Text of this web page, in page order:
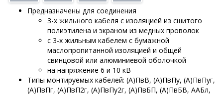
Предназначены для соединения
3-х жильного кабеля с изоляцией из сшитого
полиэтилена и экраном из медных проволок
с 3-х жильным кабелем с бумажной
маслопропитанной изоляцией и общей
свинцовой или алюминиевой оболочкой
на напряжение 6 и 10 кВ
Типы монтируемых кабелей: (А)ПвВ, (А)ПвПу, (А)ПвПуг,
(А)ПвПг, (А)ПвП2г, (А)ПвПу2г, (А)ПвБП, (А)ПвБВ, ААБл,